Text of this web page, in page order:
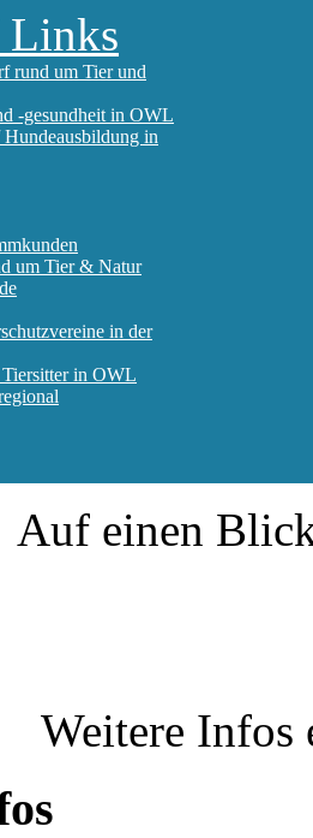
Links
rund um Tier und
-gesundheit in OWL
in
um Tier & Natur
in der
in OWL
Auf einen
Weitere Infos